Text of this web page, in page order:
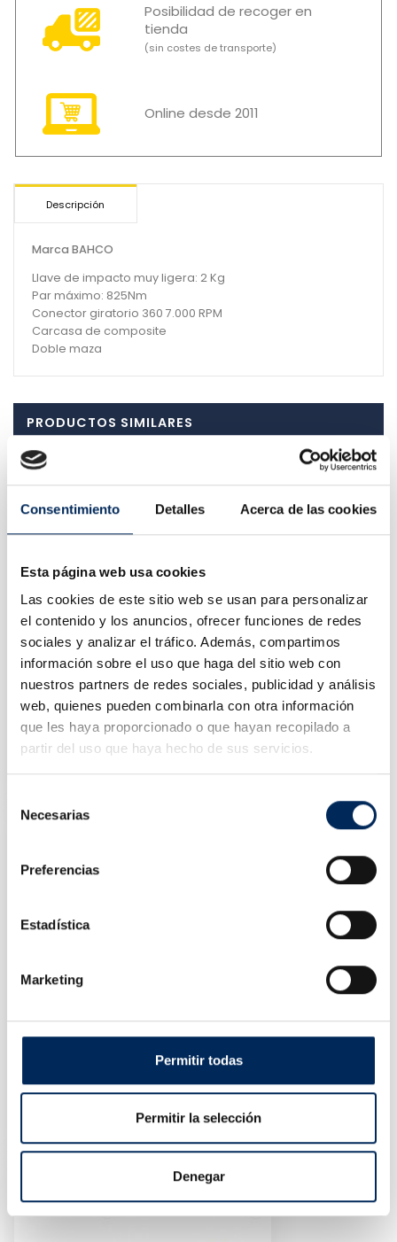
Consentimiento Detalles Acerca de las cookies
Esta página web usa cookies
Las cookies de este sitio web se usan para personalizar
el contenido y los anuncios, ofrecer funciones de redes
sociales y analizar el tráfico. Además, compartimos
información sobre el uso que haga del sitio web con
nuestros partners de redes sociales, publicidad y análisis
web, quienes pueden combinarla con otra información
que les haya proporcionado o que hayan recopilado a
partir del uso que haya hecho de sus servicios.
Necesarias
Preferencias
Estadística
Marketing
Permitir todas
Permitir la selección
Denegar
Posibilidad de recoger en
tienda
(sin costes de transporte)
Online desde 2011
Descripción
Marca BAHCO
Llave de impacto muy ligera: 2 Kg
Par máximo: 825Nm
Conector giratorio 360 7.000 RPM
Carcasa de composite
Doble maza
PRODUCTOS SIMILARES
Pistola De Impacto 1/2"
Pistola De Impacto 3/4"